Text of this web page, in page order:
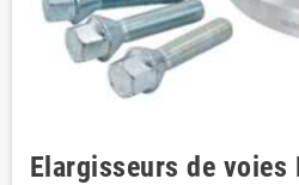
Elargisseurs de voies